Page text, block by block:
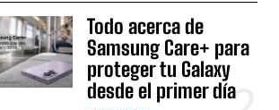
Todo acerca de
Samsung Care+ para
proteger tu Galaxy
desde el primer día